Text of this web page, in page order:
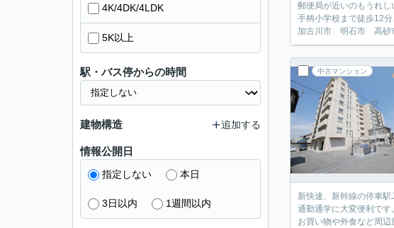
郵便局が近いのもうれし
手柄小学校まで徒歩12分
加古川市 明石市 高砂
中古マンション
新快速、新幹線の停車
通勤通学に大変便利です。
お買い物や外食など周辺
4K/4DK/4LDK
5K以上
駅・バス停からの時間
建物構造 追加する
情報公開日
指定しない 本日
3日以内 1週間以内